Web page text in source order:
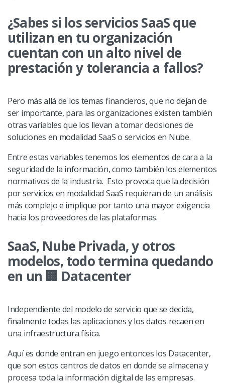
¿Sabes si los servicios SaaS que
utilizan en tu organización
cuentan con un alto nivel de
prestación y tolerancia a fallos?
Pero más allá de los temas financieros, que no dejan de
ser importante, para las organizaciones existen también
otras variables que los llevan a tomar decisiones de
soluciones en modalidad SaaS o servicios en Nube.
Entre estas variables tenemos los elementos de cara a la
seguridad de la información, como también los elementos
normativos de la industria. Esto provoca que la decisión
por servicios en modalidad SaaS requieran de un análisis
más complejo e implique por tanto una mayor exigencia
hacia los proveedores de las plataformas.
SaaS, Nube Privada, y otros
modelos, todo termina quedando
en un 🏢 Datacenter
Independiente del modelo de servicio que se decida,
finalmente todas las aplicaciones y los datos recaen en
una infraestructura física.
Aquí es donde entran en juego entonces los Datacenter,
que son estos centros de datos en donde se almacena y
procesa toda la información digital de las empresas.